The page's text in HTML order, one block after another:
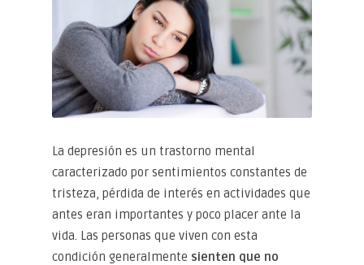
La depresión es un trastorno mental
caracterizado por sentimientos constantes de
tristeza, pérdida de interés en actividades que
antes eran importantes y poco placer ante la
vida. Las personas que viven con esta
condición generalmente sienten que no